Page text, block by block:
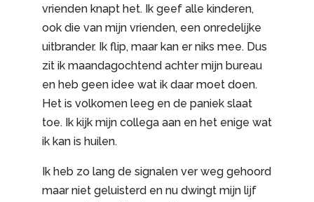
vrienden knapt het. Ik geef alle kinderen,
ook die van mijn vrienden, een onredelijke
uitbrander. Ik flip, maar kan er niks mee. Dus
zit ik maandagochtend achter mijn bureau
en heb geen idee wat ik daar moet doen.
Het is volkomen leeg en de paniek slaat
toe. Ik kijk mijn collega aan en het enige wat
ik kan is huilen.
Ik heb zo lang de signalen ver weg gehoord
maar niet geluisterd en nu dwingt mijn lijf